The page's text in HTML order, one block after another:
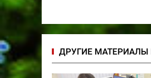
ДРУГИЕ МАТЕРИАЛЫ